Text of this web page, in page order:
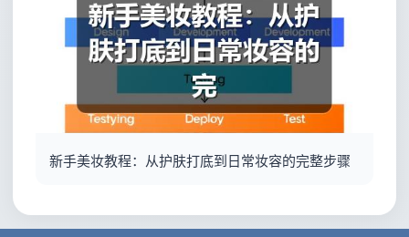
新手美妆教程：从护肤打底到日常妆容的完整步骤